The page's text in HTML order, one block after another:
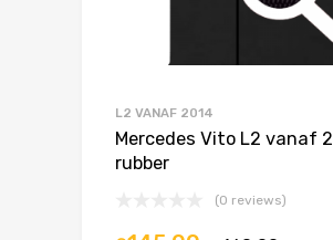
L2 VANAF 2014
Mercedes Vito L2 vanaf
rubber
(0 reviews)